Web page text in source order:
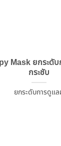
Mask ยกระดั
กระชับ
ยกระดับการดูแ